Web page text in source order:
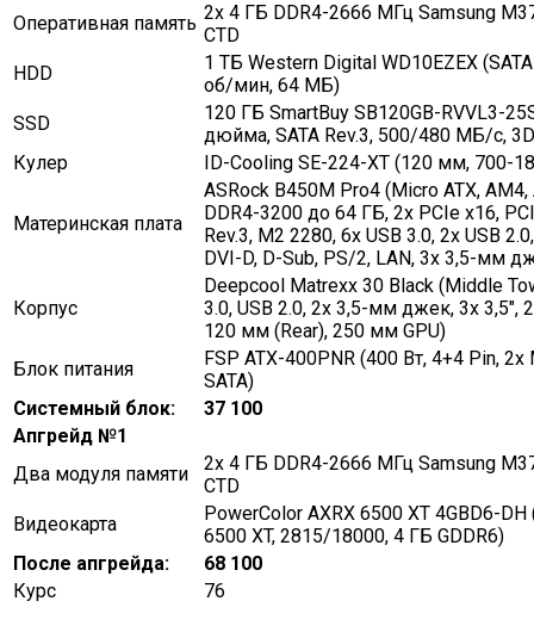
Оперативная память 2x 4 ГБ DDR4-2666 МГц Samsung
CTD
HDD
1 ТБ Western Digital WD10EZEX
об/мин, 64 МБ)
SSD
120 ГБ SmartBuy SB120GB-RVVL3-
дюйма, SATA Rev.3, 500/480 МБ/с,
Кулер
ID-Cooling SE-224-XT (120 мм, 700-
Материнская плата
ASRock B450M Pro4 (Micro ATX,
DDR4-3200 до 64 ГБ, 2x PCIe x16,
Rev.3, M2 2280, 6x USB 3.0, 2x USB
DVI-D, D-Sub, PS/2, LAN, 3x 3,5-мм
Корпус
Deepcool Matrexx 30 Black (Middle
3.0, USB 2.0, 2x 3,5-мм джек, 3x 3,5″,
120 мм (Rear), 250 мм GPU)
Блок питания
FSP ATX-400PNR (400 Вт, 4+4 Pin, 2x
SATA)
Системный блок:
37 100
Апгрейд №1
Два модуля памяти
2x 4 ГБ DDR4-2666 МГц Samsung
CTD
Видеокарта
PowerColor AXRX 6500 XT 4GBD6-DH
6500 XT, 2815/18000, 4 ГБ GDDR6)
После апгрейда:
68 100
Курс
76